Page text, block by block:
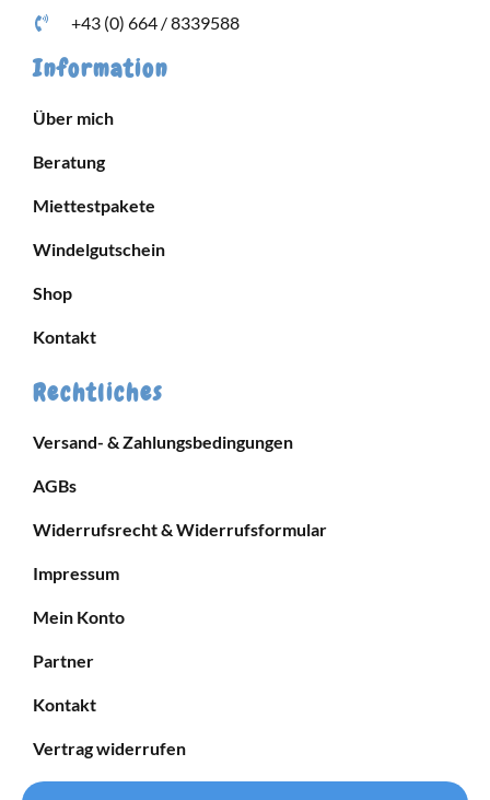
+43 (0) 664 / 8339588
Information
Über mich
Beratung
Miettestpakete
Windelgutschein
Shop
Kontakt
Rechtliches
Versand- & Zahlungsbedingungen
AGBs
Widerrufsrecht & Widerrufsformular
Impressum
Mein Konto
Partner
Kontakt
Vertrag widerrufen